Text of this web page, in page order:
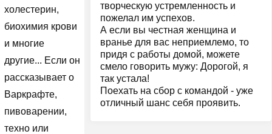
холестерин,
биохимия крови
и многие
другие... Если он
рассказывает о
Варкрафте,
пивоварении,
техно или
творческую устремленность и
пожелал им успехов.
А если вы честная женщина и
вранье для вас неприемлемо, то
придя с работы домой, можете
смело говорить мужу: Дорогой, я
так устала!
Поехать на сбор с командой - уже
отличный шанс себя проявить.